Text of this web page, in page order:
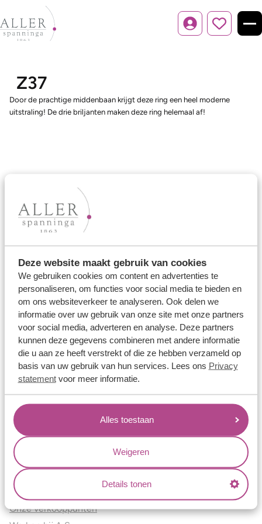
Deze website maakt gebruik van cookies
We gebruiken cookies om content en advertenties te
personaliseren, om functies voor social media te bieden en
om ons websiteverkeer te analyseren. Ook delen we
informatie over uw gebruik van onze site met onze partners
voor social media, adverteren en analyse. Deze partners
kunnen deze gegevens combineren met andere informatie
die u aan ze heeft verstrekt of die ze hebben verzameld op
basis van uw gebruik van hun services. Lees ons Privacy
statementvoor meer informatie.
Alles toestaan
Weigeren
Details tonen
Inloggen
Z37
Door de prachtige middenbaan krijgt deze ring een heel moderne
uitstraling! De drie briljanten maken deze ring helemaal af!
Ons aanbod
Trouwringen
Memoireringen
Verlovingsringen
Vriendschapsringen
Over ons
Aller Spanninga
Historie
Certificaten
Blogs
Jouw voordelen
Conflictvrije Materialen
Oneindig veel mogelijkheden
Kwaliteit
Juweliers & Contact
Onze verkooppunten